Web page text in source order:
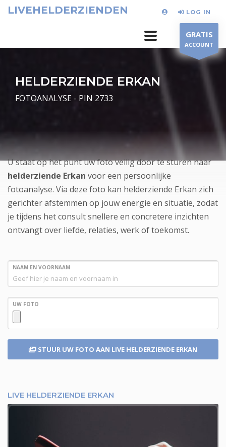
LIVEHELDERZIENDEN LOG IN
GRATIS
ACCOUNT
HELDERZIENDE ERKAN
FOTOANALYSE - PIN 2733
U staat op het punt uw foto veilig door te sturen naar
helderziende Erkan voor een persoonlijke
fotoanalyse. Via deze foto kan helderziende Erkan zich
gerichter afstemmen op jouw energie en situatie, zodat
je tijdens het consult snellere en concretere inzichten
ontvangt over liefde, relaties, werk of toekomst.
NAAM EN VOORNAAM
UW FOTO
STUUR UW FOTO AAN LIVE HELDERZIENDE ERKAN
LIVE HELDERZIENDE ERKAN